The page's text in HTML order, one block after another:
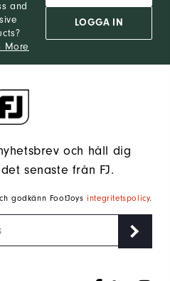
and
More
LOGGA IN
och håll dig
senaste från FJ.
godkänn FootJoysintegritetspolicy.